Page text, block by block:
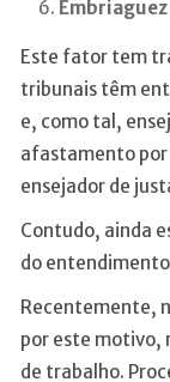
Este fator tem
tribunais têm
e, como tal,
afastamento por
ensejador de
Contudo, ainda
do
Recentemente,
por este motivo,
de trabalho.